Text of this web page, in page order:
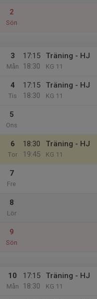
2
Sön
3
Mån
17:15
18:30
Träning - HJ
KG 11
4
Tis
17:15
18:30
Träning - HJ
KG 11
5
Ons
6
Tor
18:30
19:45
Träning - HJ
KG 11
7
Fre
8
Lör
9
Sön
10
Mån
17:15
18:30
Träning - HJ
KG 11